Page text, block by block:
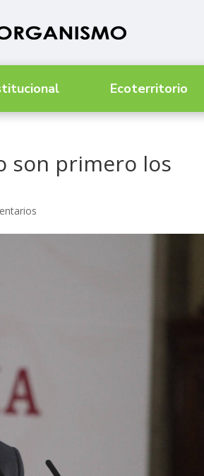
Ecoterritorio
son primero los